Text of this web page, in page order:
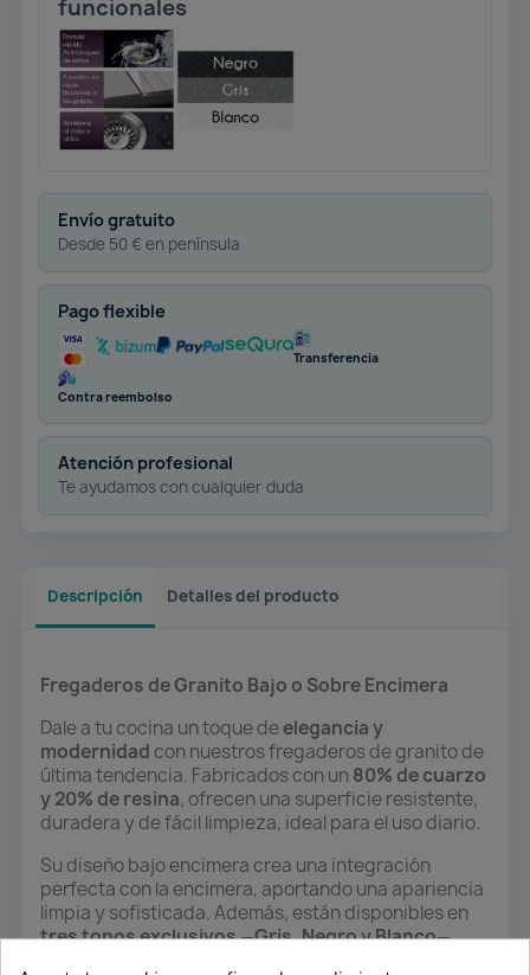
funcionales
Envío gratuito
Desde 50 € en península
Pago flexible
Transferencia
Contra reembolso
Atención profesional
Te ayudamos con cualquier duda
Descripción Detalles del producto
Fregaderos de Granito Bajo o Sobre Encimera
Dale a tu cocina un toque deelegancia y
modernidad con nuestros fregaderos de granito de
última tendencia. Fabricados con un 80% de cuarzo
y 20% de resina, ofrecen una superficie resistente,
duradera y de fácil limpieza, ideal para el uso diario.
Su diseño bajo encimera crea una integración
perfecta con la encimera, aportando una apariencia
limpia y sofisticada. Además, están disponibles en
tres tonos exclusivos—Gris, Negro y Blanco—